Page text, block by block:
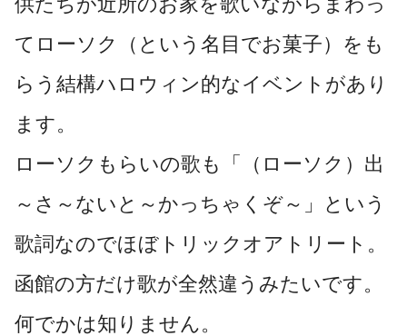
てローソク（という名目でお菓子）をも
らう結構ハロウィン的なイベントがあり
ます。
ローソクもらいの歌も「（ローソク）出
～さ～ないと～かっちゃくぞ～」という
歌詞なのでほぼトリックオアトリート。
函館の方だけ歌が全然違うみたいです。
何でかは知りません。